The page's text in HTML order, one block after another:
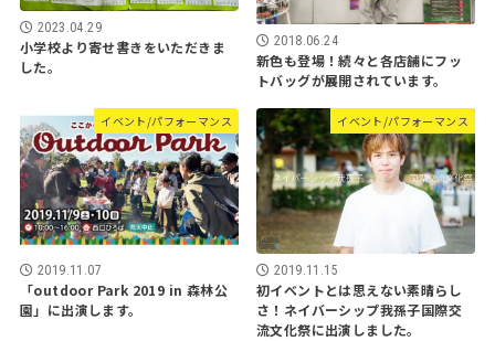
2023.04.29
小学校より寄せ書きをいただきま
した。
2018.06.24
新色も登場！続々と各店舗にフッ
トバッグが展開されています。
イベント/パフォーマンス
2019.11.07
「outdoor Park 2019 in 森林公
園」に出演します。
イベント/パフォーマンス
2019.11.15
初イベントとは思えない素晴らし
さ！ネイバーシップ我孫子国際交
流文化祭に出演しました。